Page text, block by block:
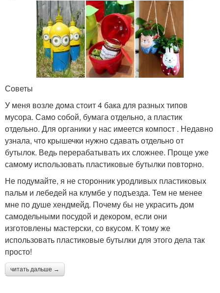
Советы
У меня возле дома стоит 4 бака для разных типов
мусора. Само собой, бумага отдельно, а пластик
отдельно. Для органики у нас имеется компост . Недавно
узнала, что крышечки нужно сдавать отдельно от
бутылок. Ведь перерабатывать их сложнее. Проще уже
самому использовать пластиковые бутылки повторно.
Не подумайте, я не сторонник уродливых пластиковых
пальм и лебедей на клумбе у подъезда. Тем не менее
мне по душе хендмейд. Почему бы не украсить дом
самодельными посудой и декором, если они
изготовлены мастерски, со вкусом. К тому же
использовать пластиковые бутылки для этого дела так
просто!
читать дальше →